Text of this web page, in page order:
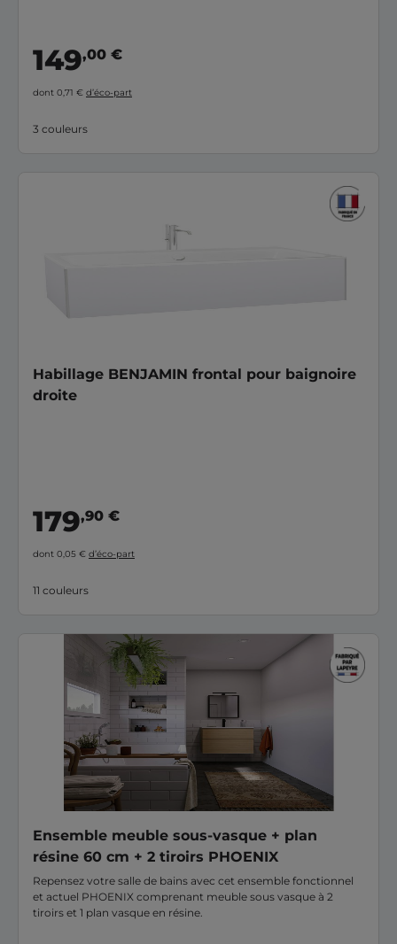
plus esthétique.
149,00 €
dont 0,71 € d’éco-part
3 couleurs
Habillage BENJAMIN frontal pour baignoire
droite
179,90 €
dont 0,05 € d’éco-part
11 couleurs
Ensemble meuble sous-vasque + plan
résine 60 cm + 2 tiroirs PHOENIX
Repensez votre salle de bains avec cet ensemble fonctionnel
et actuel PHOENIX comprenant meuble sous vasque à 2
tiroirs et 1 plan vasque en résine.